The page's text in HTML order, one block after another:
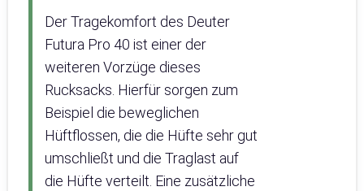
Der Tragekomfort des Deuter
Futura Pro 40 ist einer der
weiteren Vorzüge dieses
Rucksacks. Hierfür sorgen zum
Beispiel die beweglichen
Hüftflossen, die die Hüfte sehr gut
umschließt und die Traglast auf
die Hüfte verteilt. Eine zusätzliche